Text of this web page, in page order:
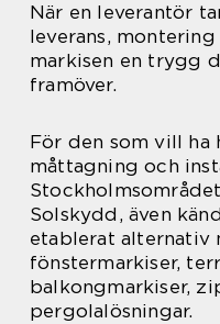
När en leverantör
leverans,
markisen en trygg
framöver.
För den som vill ha
måttagning och
Solskydd, även
etablerat
fönstermarkiser,
balkongmarkiser,
pergolalösningar.